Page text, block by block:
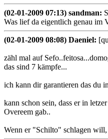
(02-01-2009 07:13) sandman:
Was lief da eigentlich genau im
(02-01-2009 08:08) Daeniel:
zähl mal auf
das sind 7 kämpfe...
ich kann dir garantieren das du
kann schon sein, dass er in
Overeem gab..
Wenn er "Schilto" schlagen will,